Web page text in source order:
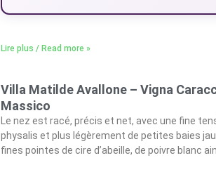
Lire plus / Read more »
Villa Matilde Avallone – Vigna
Massico
Le nez est racé, précis et net, avec une fine
physalis et plus légèrement de petites baies
fines pointes de cire d’abeille, de poivre blanc